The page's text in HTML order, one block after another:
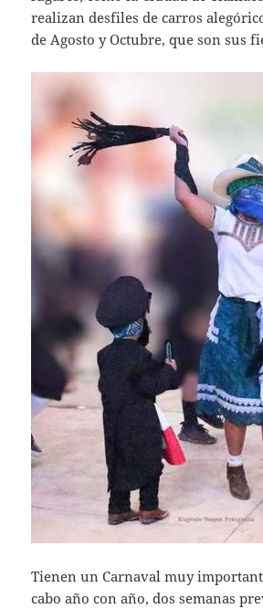
realizan desfiles de carros
de Agosto y Octubre, que son sus
Tienen un Carnaval muy
cabo año con año, dos semanas